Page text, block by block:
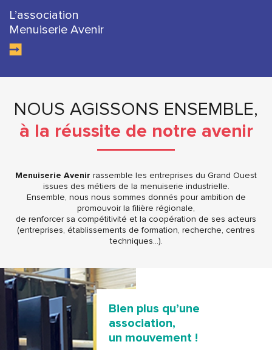
L’association
Menuiserie Avenir
NOUS AGISSONS ENSEMBLE,
à la réussite de notre avenir
Menuiserie Avenir rassemble les entreprises du Grand Ouest
issues des métiers de la menuiserie industrielle.
Ensemble, nous nous sommes donnés pour ambition de
promouvoir la filière régionale,
de renforcer sa compétitivité et la coopération de ses acteurs
(entreprises, établissements de formation, recherche, centres
techniques…).
Bien plus qu’une
association,
un mouvement !